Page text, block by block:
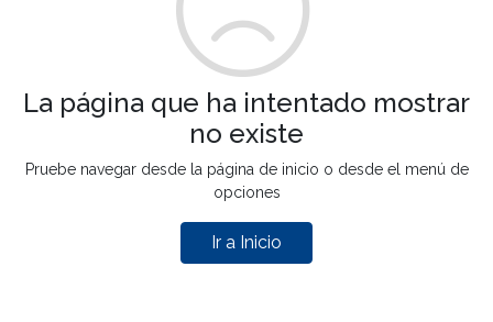
La página que ha intentado mostrar
no existe
Pruebe navegar desde la página de inicio o desde el menú de
opciones
Ir a Inicio